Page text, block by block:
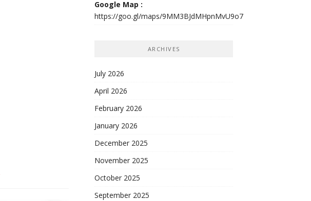
Google Map :
https://goo.gl/maps/9MM3BJdMHpnMvU9o7
ARCHIVES
July 2026
April 2026
February 2026
January 2026
December 2025
November 2025
October 2025
September 2025